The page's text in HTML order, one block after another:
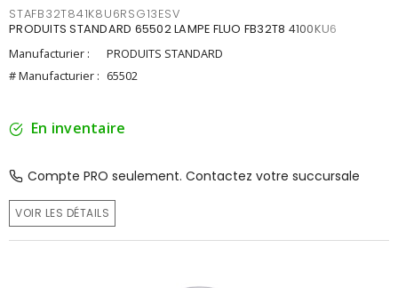
STAFB32T841K8U6RSG13ESV
PRODUITS STANDARD 65502 LAMPE FLUO FB32T8 4100KU6
Manufacturier :
PRODUITS STANDARD
# Manufacturier : 65502
En inventaire
Compte PRO seulement. Contactez votre succursale
VOIR LES DÉTAILS